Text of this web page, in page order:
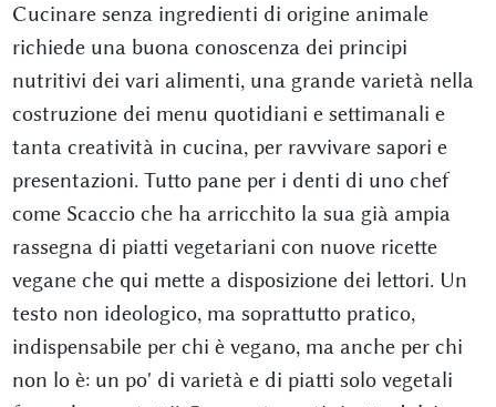
Cucinare senza ingredienti di origine animale
richiede una buona conoscenza dei principi
nutritivi dei vari alimenti, una grande varietà nella
costruzione dei menu quotidiani e settimanali e
tanta creatività in cucina, per ravvivare sapori e
presentazioni. Tutto pane per i denti di uno chef
come Scaccio che ha arricchito la sua già ampia
rassegna di piatti vegetariani con nuove ricette
vegane che qui mette a disposizione dei lettori. Un
testo non ideologico, ma soprattutto pratico,
indispensabile per chi è vegano, ma anche per chi
non lo è: un po' di varietà e di piatti solo vegetali